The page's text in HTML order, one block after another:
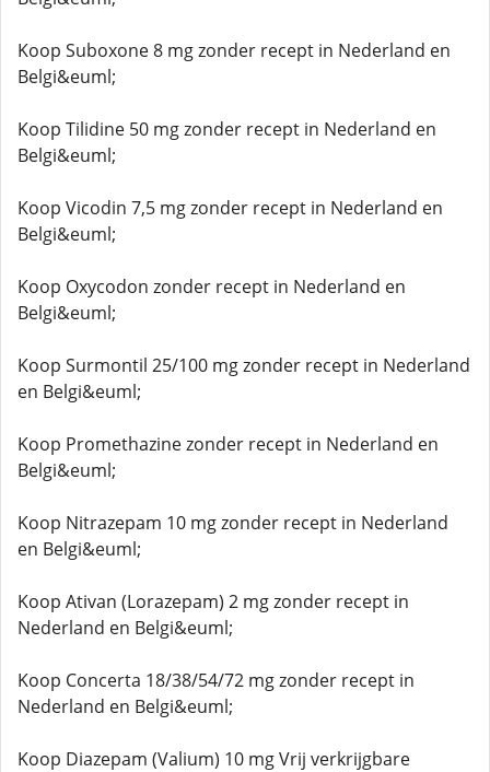
Koop Suboxone 8 mg zonder recept in Nederland en
Belgi&euml;
Koop Tilidine 50 mg zonder recept in Nederland en
Belgi&euml;
Koop Vicodin 7,5 mg zonder recept in Nederland en
Belgi&euml;
Koop Oxycodon zonder recept in Nederland en
Belgi&euml;
Koop Surmontil 25/100 mg zonder recept in Nederland
en Belgi&euml;
Koop Promethazine zonder recept in Nederland en
Belgi&euml;
Koop Nitrazepam 10 mg zonder recept in Nederland
en Belgi&euml;
Koop Ativan (Lorazepam) 2 mg zonder recept in
Nederland en Belgi&euml;
Koop Concerta 18/38/54/72 mg zonder recept in
Nederland en Belgi&euml;
Koop Diazepam (Valium) 10 mg Vrij verkrijgbare